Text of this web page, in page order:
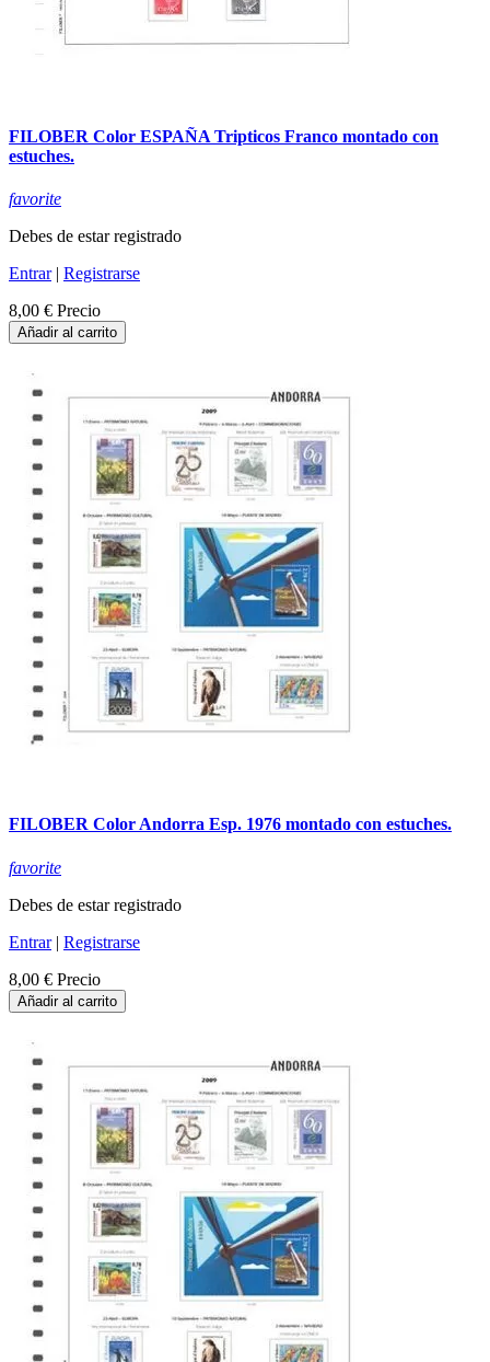
FILOBER Color ESPAÑA Tripticos Franco montado con
estuches.
favorite
Debes de estar registrado
Entrar| Registrarse
8,00 € Precio
Añadir al carrito
FILOBER Color Andorra Esp. 1976 montado con estuches.
favorite
Debes de estar registrado
Entrar| Registrarse
8,00 € Precio
Añadir al carrito